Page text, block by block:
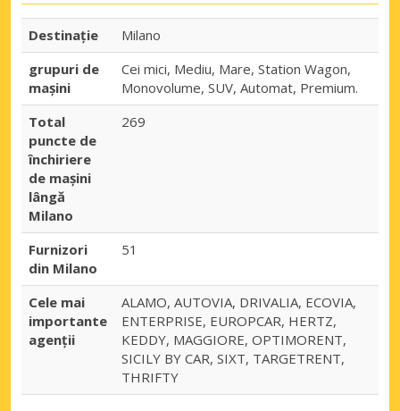
Destinaţie
Milano
grupuri de
mașini
Cei mici, Mediu, Mare, Station Wagon,
Monovolume, SUV, Automat, Premium.
Total
puncte de
închiriere
de mașini
lângă
Milano
269
Furnizori
din Milano
51
Cele mai
importante
agenții
ALAMO, AUTOVIA, DRIVALIA, ECOVIA,
ENTERPRISE, EUROPCAR, HERTZ,
KEDDY, MAGGIORE, OPTIMORENT,
SICILY BY CAR, SIXT, TARGETRENT,
THRIFTY